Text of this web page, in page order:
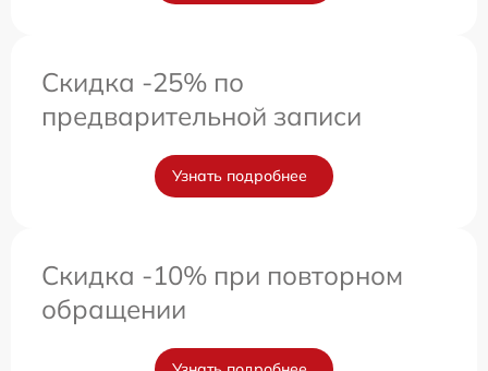
Скидка -25% по
предварительной записи
Узнать подробнее
Скидка -10% при повторном
обращении